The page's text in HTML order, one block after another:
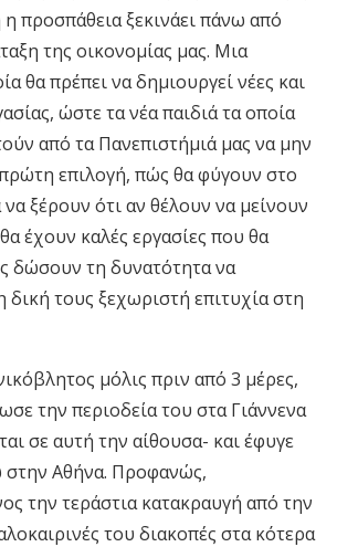
προσπάθεια ξεκινάει πάνω από
της οικονομίας μας. Μια
θα πρέπει να δημιουργεί νέες και
ώστε τα νέα παιδιά τα οποία
από τα Πανεπιστήμιά μας να μην
επιλογή, πώς θα φύγουν στο
ξέρουν ότι αν θέλουν να μείνουν
έχουν καλές εργασίες που θα
δώσουν τη δυνατότητα να
δική τους ξεχωριστή επιτυχία στη
μόλις πριν από 3 μέρες,
την περιοδεία του στα Γιάννενα
σε αυτή την αίθουσα- και έφυγε
Αθήνα. Προφανώς,
την τεράστια κατακραυγή από την
του διακοπές στα κότερα